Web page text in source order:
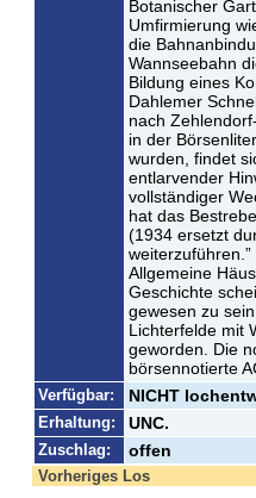
Botanischer
Umfirmierung
die
Wannseebahn
Bildung eines
Dahlemer
nach
in der
wurden, findet
entlarvender
vollständiger
hat das
(1934 ersetzt
Allgemeine
Geschichte
gewesen zu
Lichterfelde mit
geworden. Die
börsennotierte
Verfügbar: NICHT
Erhaltung: UNC.
Zuschlag: offen
Vorheriges Los